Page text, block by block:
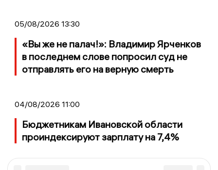
05/08/2026 13:30
«Вы же не палач!»: Владимир Ярченков
в последнем слове попросил суд не
отправлять его на верную смерть
04/08/2026 11:00
Бюджетникам Ивановской области
проиндексируют зарплату на 7,4%